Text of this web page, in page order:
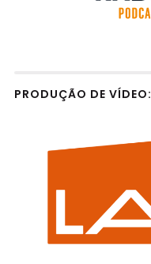
PRODUÇÃO DE VÍDEO: